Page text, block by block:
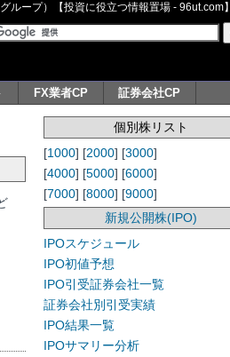
ループ）【投資に役立つ情報置場 - 96ut.com】
FX業者CP 証券会社CP
個別株リスト
[1000] [2000] [3000]
[4000] [5000] [6000]
[7000] [8000] [9000]
新規公開株(IPO)
IPOスケジュール
IPO初値予想
IPO引受証券会社一覧
証券会社別引受実績
IPO結果一覧
IPOサマリー分析